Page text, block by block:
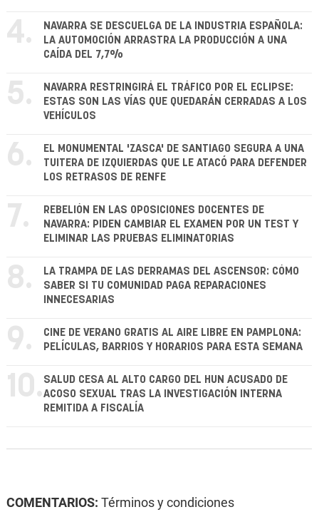
4.
NAVARRA SE DESCUELGA DE LA INDUSTRIA ESPAÑOLA:
LA AUTOMOCIÓN ARRASTRA LA PRODUCCIÓN A UNA
CAÍDA DEL 7,7%
5.
NAVARRA RESTRINGIRÁ EL TRÁFICO POR EL ECLIPSE:
ESTAS SON LAS VÍAS QUE QUEDARÁN CERRADAS A LOS
VEHÍCULOS
6.
EL MONUMENTAL 'ZASCA' DE SANTIAGO SEGURA A UNA
TUITERA DE IZQUIERDAS QUE LE ATACÓ PARA DEFENDER
LOS RETRASOS DE RENFE
7.
REBELIÓN EN LAS OPOSICIONES DOCENTES DE
NAVARRA: PIDEN CAMBIAR EL EXAMEN POR UN TEST Y
ELIMINAR LAS PRUEBAS ELIMINATORIAS
8.
LA TRAMPA DE LAS DERRAMAS DEL ASCENSOR: CÓMO
SABER SI TU COMUNIDAD PAGA REPARACIONES
INNECESARIAS
9.
CINE DE VERANO GRATIS AL AIRE LIBRE EN PAMPLONA:
PELÍCULAS, BARRIOS Y HORARIOS PARA ESTA SEMANA
10. SALUD CESA AL ALTO CARGO DEL HUN ACUSADO DE
ACOSO SEXUAL TRAS LA INVESTIGACIÓN INTERNA
REMITIDA A FISCALÍA
COMENTARIOS: Términos y condiciones